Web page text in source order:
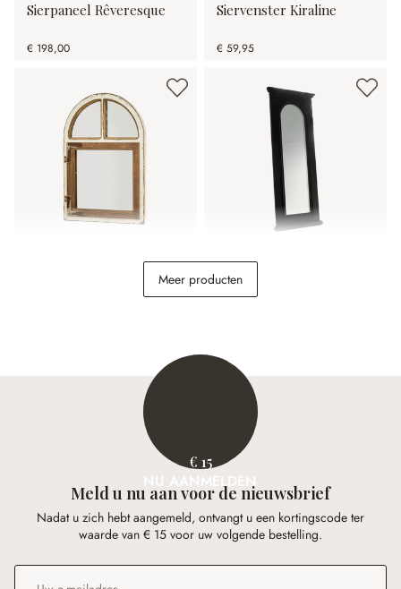
Sierpaneel Rêveresque
€ 198,00
Siervenster Kiraline
€ 59,95
Spiegel Timbercrest
Meer producten
€ 15
NU AANMELDEN
Meld u nu aan voor de nieuwsbrief
Nadat u zich hebt aangemeld, ontvangt u een kortingscode ter
waarde van € 15 voor uw volgende bestelling.
E-mailadres